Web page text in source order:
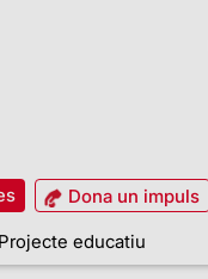
Dona un impuls
Projecte educatiu